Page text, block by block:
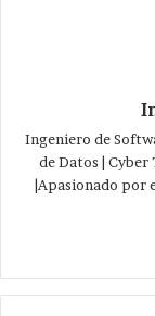
Ingeniero de
de Datos |
|Apasionado por